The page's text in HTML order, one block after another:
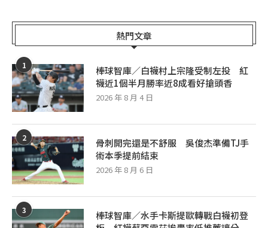
熱門文章
1
棒球智庫／白襪村上宗隆受制左投 紅
襪近1個半月勝率近8成看好搶頭香
2026 年 8 月 4 日
2
骨刺開完還是不舒服 吳俊杰準備TJ手
術本季提前結束
2026 年 8 月 6 日
3
棒球智庫／水手卡斯提歐轉戰白襪初登